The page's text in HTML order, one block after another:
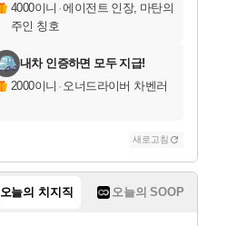
4000이니 ·에이전트 인장, 마탄의
주인 칭호
내차 인증하면 모두 지급!
2000이니 · 오너드라이버 차벤러
새로고침
오늘의 치지직 오늘의 SOOP